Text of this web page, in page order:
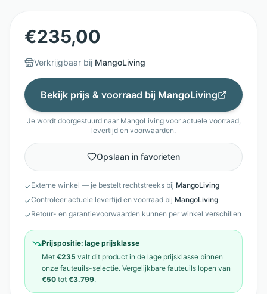
€235,00
Verkrijgbaar bij MangoLiving
Bekijk prijs & voorraad bij MangoLiving
Je wordt doorgestuurd naar MangoLivingvoor actuele voorraad,
levertijd en voorwaarden.
Opslaan in favorieten
✓Externe winkel — je bestelt rechtstreeks bij MangoLiving
✓Controleer actuele levertijd en voorraad bij MangoLiving
✓Retour- en garantievoorwaarden kunnen per winkel verschillen
Prijspositie: lage prijsklasse
Met €235 valt dit product in de lage prijsklasse binnen
onze fauteuils-selectie. Vergelijkbare fauteuils lopen van
€50 tot €3.799.